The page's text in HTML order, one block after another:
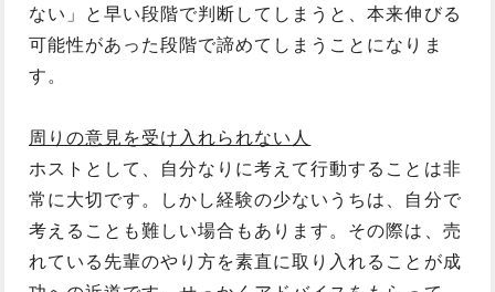
ない」と早い段階で判断してしまうと、本来伸びる
可能性があった段階で諦めてしまうことになりま
す。
周りの意見を受け入れられない人
ホストとして、自分なりに考えて行動することは非
常に大切です。しかし経験の少ないうちは、自分で
考えることも難しい場合もあります。その際は、売
れている先輩のやり方を素直に取り入れることが成